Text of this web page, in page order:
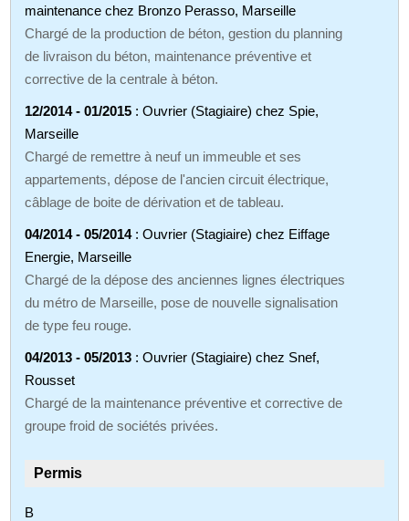
maintenance chez Bronzo Perasso, Marseille
Chargé de la production de béton, gestion du planning
de livraison du béton, maintenance préventive et
corrective de la centrale à béton.
12/2014 - 01/2015 : Ouvrier (Stagiaire) chez Spie,
Marseille
Chargé de remettre à neuf un immeuble et ses
appartements, dépose de l'ancien circuit électrique,
câblage de boite de dérivation et de tableau.
04/2014 - 05/2014: Ouvrier (Stagiaire) chez Eiffage
Energie, Marseille
Chargé de la dépose des anciennes lignes électriques
du métro de Marseille, pose de nouvelle signalisation
de type feu rouge.
04/2013 - 05/2013 : Ouvrier (Stagiaire) chez Snef,
Rousset
Chargé de la maintenance préventive et corrective de
groupe froid de sociétés privées.
Permis
B